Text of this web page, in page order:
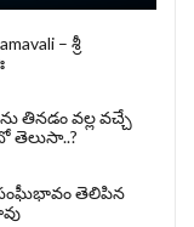
– శ్రీ
తిన‌డం వ‌ల్ల వచ్చే
తెలుసా..?
తెలిపిన